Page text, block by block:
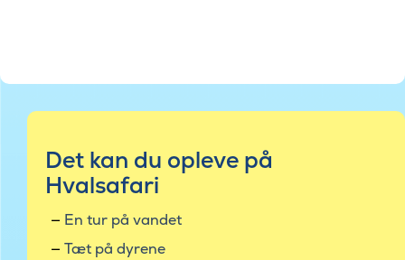
Det kan du opleve på
Hvalsafari
En tur på vandet
Tæt på dyrene